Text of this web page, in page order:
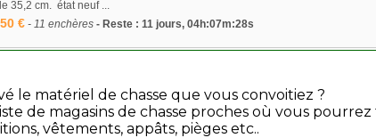
35,2 cm. état neuf ...
€ - 11 enchères - Reste : 11 jours, 04h:07m:28s
le matériel de chasse que vous convoitiez ?
de magasins de chasse proches où vous
vêtements, appâts, pièges etc..